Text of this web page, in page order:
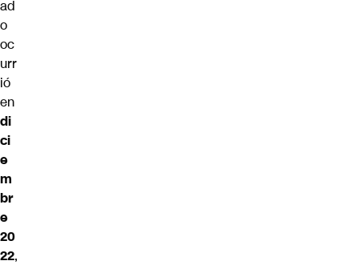
ad
o
oc
urr
ió
en
di
ci
e
m
br
e
20
22,